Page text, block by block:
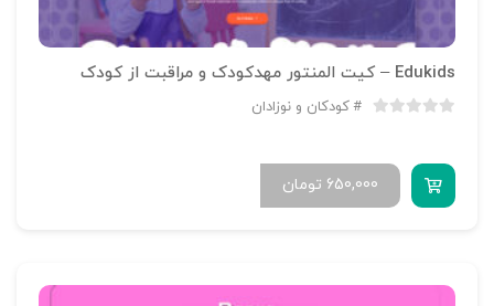
Edukids – کیت المنتور مهدکودک و مراقبت از کودک
کودکان و نوزادان
تومان 650,000